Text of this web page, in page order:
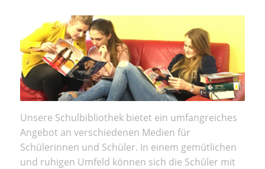
Unsere Schulbibliothek bietet ein umfangreiches
Angebot an verschiedenen Medien für
Schülerinnen und Schüler. In einem gemütlichen
und ruhigen Umfeld können sich die Schüler mit